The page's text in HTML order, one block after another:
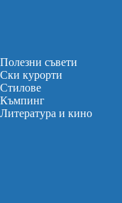
Полезни съвети
Ски курорти
Стилове
Къмпинг
Литература и кино